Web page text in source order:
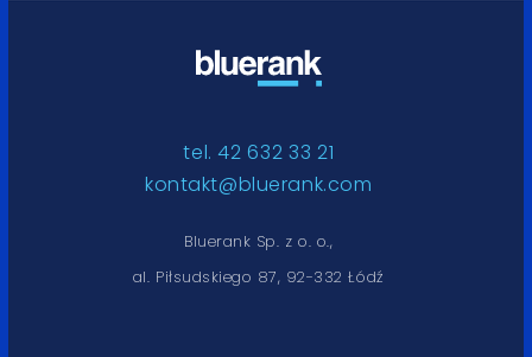
tel. 42 632 33 21
kontakt@bluerank.com
Bluerank Sp. z o. o.,
al. Piłsudskiego 87, 92-332 Łódź